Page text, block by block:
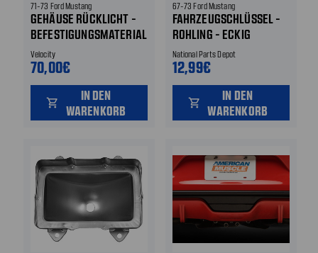
71-73 Ford Mustang
GEHÄUSE RÜCKLICHT -
BEFESTIGUNGSMATERIAL
Velocity
70,00€
shopping_cart
IN DEN
WARENKORB
67-73 Ford Mustang
FAHRZEUGSCHLÜSSEL -
ROHLING - ECKIG
National Parts Depot
12,99€
shopping_cart
IN DEN
WARENKORB